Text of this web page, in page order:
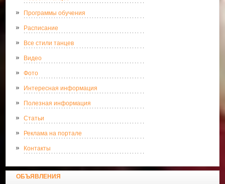
Программы обучения
Расписание
Все стили танцев
Видео
Фото
Интересная информация
Полезная информация
Статьи
Реклама на портале
Контакты
ОБЪЯВЛЕНИЯ